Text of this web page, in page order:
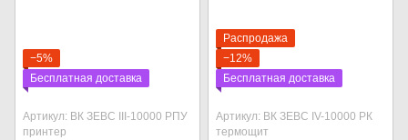
−5%
Бесплатная доставка
Артикул: ВК ЗЕВС ІІІ-10000 РПУ
принтер
Распродажа
−12%
Бесплатная доставка
Артикул: ВК ЗЕВС ІV-10000 РК
термощит